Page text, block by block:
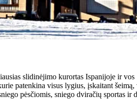
slidinėjimo kurortas Ispanijoje ir
patenkina visus lygius, įskaitant
pėsčiomis, sniego dviračių sportas ir